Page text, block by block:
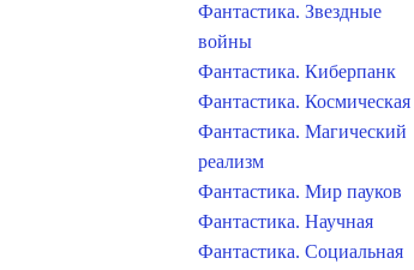
Фантастика. Звездные
войны
Фантастика. Киберпанк
Фантастика. Космическая
Фантастика. Магический
реализм
Фантастика. Мир пауков
Фантастика. Научная
Фантастика. Социальная